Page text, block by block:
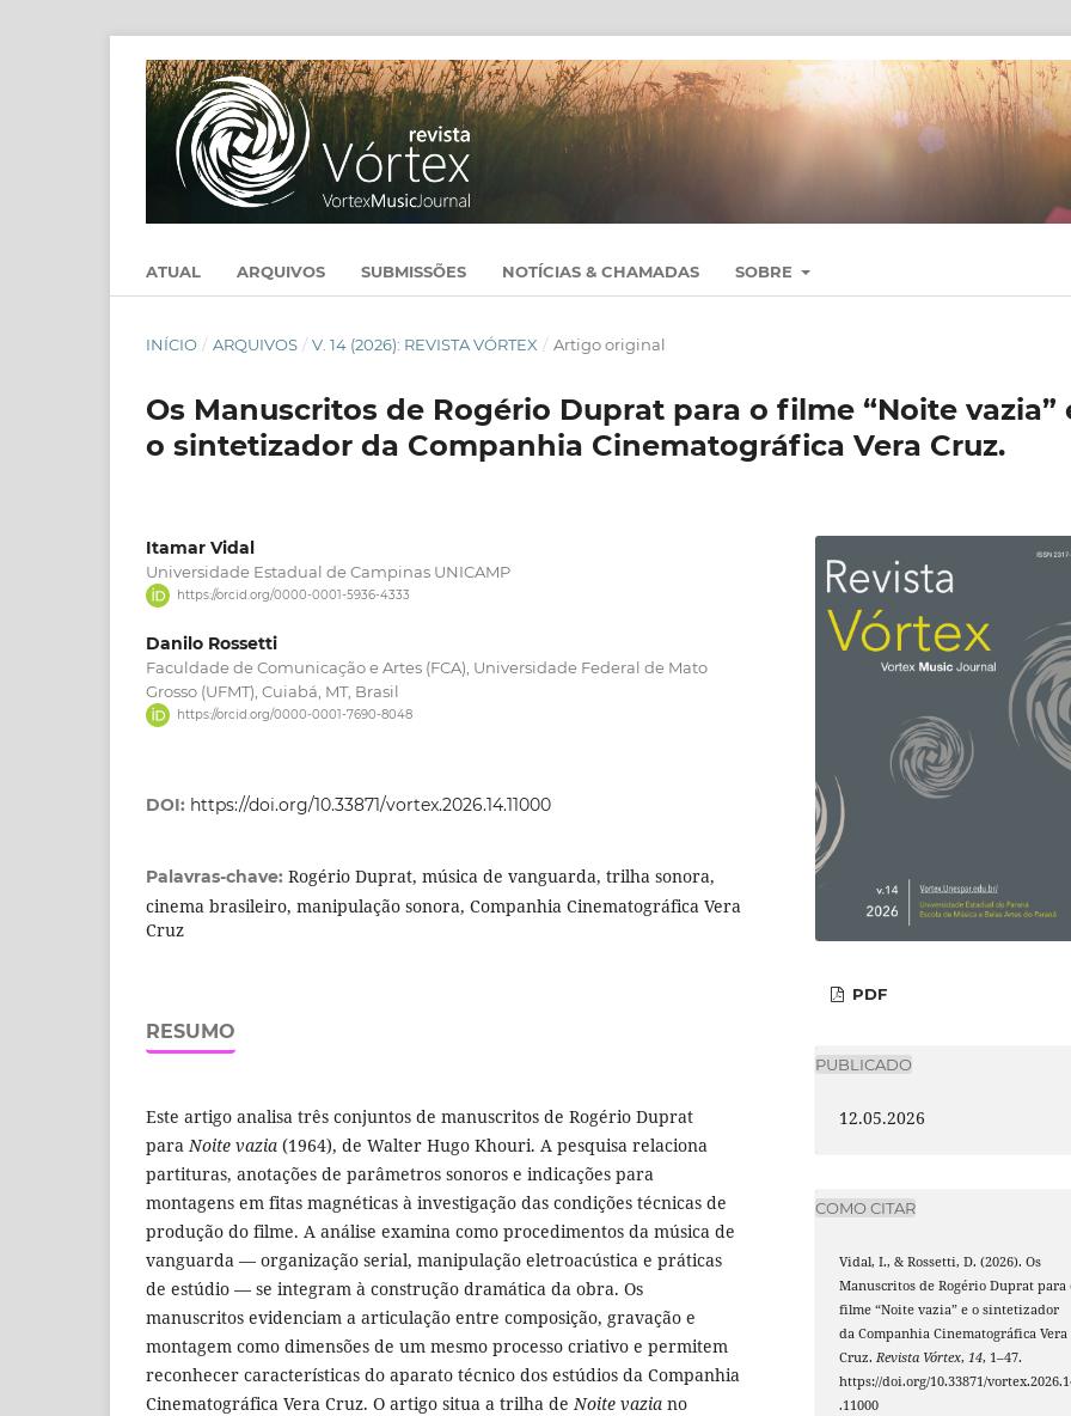
ATUAL ARQUIVOS SUBMISSÕES NOTÍCIAS & CHAMADAS SOBRE
INÍCIO / ARQUIVOS / V. 14 (2026): REVISTA VÓRTEX / Artigo original
Os Manuscritos de Rogério Duprat para o filme “Noite vazia”
o sintetizador da Companhia Cinematográfica Vera Cruz.
Itamar Vidal
Universidade Estadual de Campinas UNICAMP
https://orcid.org/0000-0001-5936-4333
Danilo Rossetti
Faculdade de Comunicação e Artes (FCA), Universidade Federal de Mato
Grosso (UFMT), Cuiabá, MT, Brasil
https://orcid.org/0000-0001-7690-8048
DOI: https://doi.org/10.33871/vortex.2026.14.11000
Palavras-chave: Rogério Duprat, música de vanguarda, trilha sonora,
cinema brasileiro, manipulação sonora, Companhia Cinematográfica Vera
Cruz
RESUMO
Este artigo analisa três conjuntos de manuscritos de Rogério Duprat
para Noite vazia (1964), de Walter Hugo Khouri. A pesquisa relaciona
partituras, anotações de parâmetros sonoros e indicações para
montagens em fitas magnéticas à investigação das condições técnicas de
produção do filme. A análise examina como procedimentos da música de
vanguarda — organização serial, manipulação eletroacústica e práticas
de estúdio — se integram à construção dramática da obra. Os
manuscritos evidenciam a articulação entre composição, gravação e
montagem como dimensões de um mesmo processo criativo e permitem
reconhecer características do aparato técnico dos estúdios da Companhia
Cinematográfica Vera Cruz. O artigo situa a trilha de Noite vazia no
PDF
PUBLICADO
12.05.2026
COMO CITAR
Vidal, I., & Rossetti, D. (2026). Os
Manuscritos de Rogério Duprat para
filme “Noite vazia” e o sintetizador
da Companhia Cinematográfica Vera
Cruz.Revista Vórtex,14, 1–47.
https://doi.org/10.33871/
.11000